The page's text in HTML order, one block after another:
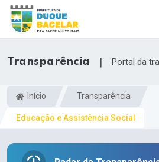
Transparência | Portal da
Início Transparência
Educação e Assistência Social